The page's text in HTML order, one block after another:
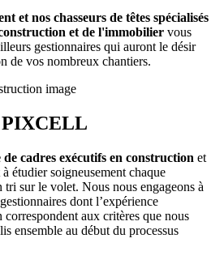
et nos chasseurs de têtes spécialisés
et de l'immobilier vous
gestionnaires qui auront le désir
de vos nombreux chantiers.
PIXCELL
de cadres exécutifs en construction et
étudier soigneusement chaque
tri sur le volet. Nous nous engageons à
dont l’expérience
aux critères que nous
ensemble au début du processus